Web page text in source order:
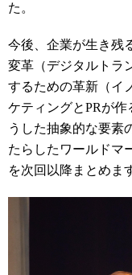
た。
今後、企業が生き残
変革（デジタルトラ
するための革新（イ
ケティングとPRが
うした抽象的な要素
たらしたワールドマ
を次回以降まとめま